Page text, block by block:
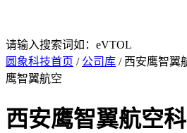
请输入搜索词如：eVTOL
圆象科技首页 / 公司库 / 西安鹰智翼
鹰智翼航空
西安鹰智翼航空